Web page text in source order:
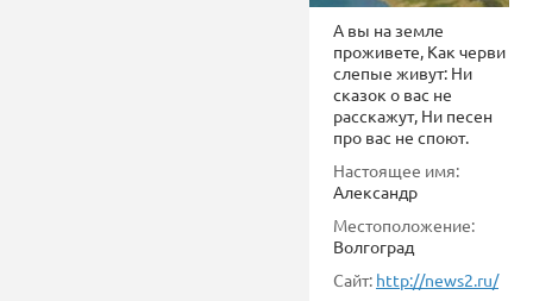
А вы на земле
проживете, Как черви
слепые живут: Ни
сказок о вас не
расскажут, Ни песен
про вас не споют.
Настоящее имя:
Александр
Местоположение:
Волгоград
Сайт: http://news2.ru/